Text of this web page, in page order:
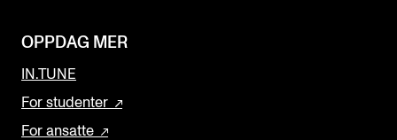
OPPDAG MER
IN.TUNE
For studenter
For ansatte